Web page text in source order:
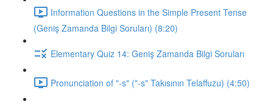
Information Questions in the Simple Present Tense
(Geniş Zamanda Bilgi Soruları) (8:20)
Elementary Quiz 14: Geniş Zamanda Bilgi Soruları
Pronunciation of "-s" ("-s" Takısının Telaffuzu) (4:50)